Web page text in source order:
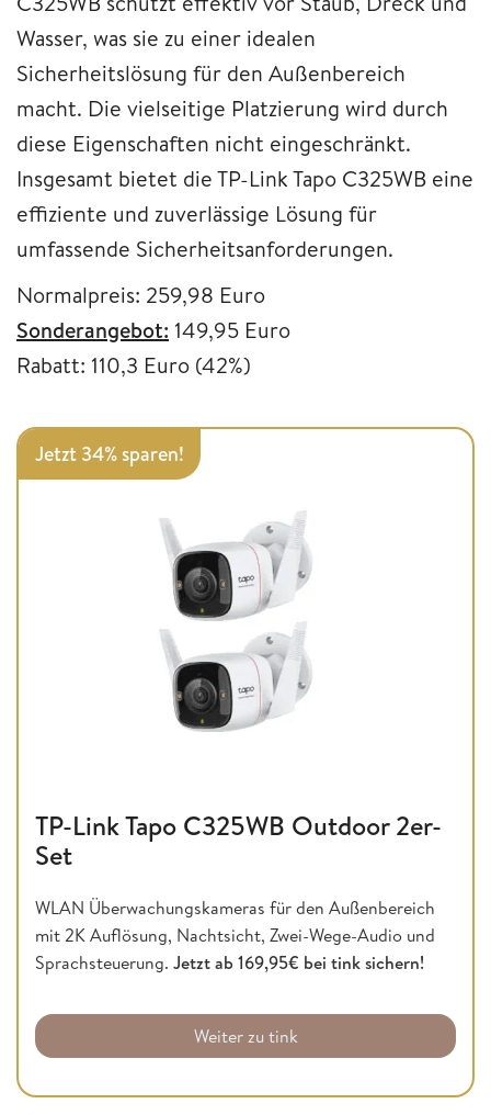
Wasser, was sie zu einer idealen
Sicherheitslösung für den Außenbereich
macht. Die vielseitige Platzierung wird durch
diese Eigenschaften nicht eingeschränkt.
Insgesamt bietet die TP-Link Tapo C325WB eine
effiziente und zuverlässige Lösung für
umfassende Sicherheitsanforderungen.
Normalpreis: 259,98 Euro
Sonderangebot: 149,95 Euro
Rabatt: 110,3 Euro (42%)
Jetzt 34% sparen!
TP-Link Tapo C325WB Outdoor 2er-
Set
WLAN Überwachungskameras für den Außenbereich
mit 2K Auflösung, Nachtsicht, Zwei-Wege-Audio und
Sprachsteuerung. Jetzt ab 169,95€ bei tink sichern!
Weiter zu tink